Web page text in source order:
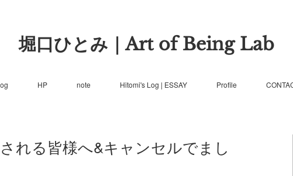
堀口ひとみ｜Art of Being Lab
HP note Hitomi's Log | ESSAY Profile
れる皆様へ&キャンセルでまし